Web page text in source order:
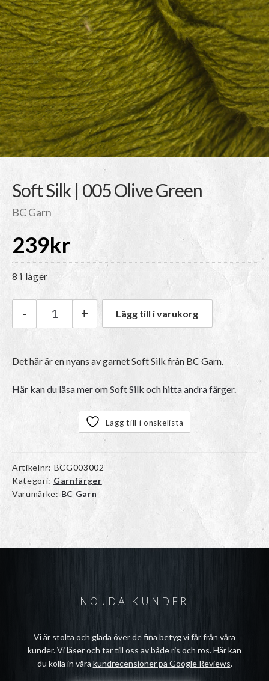
Soft Silk | 005 Olive Green
BC Garn
239kr
8 i lager
BC Garn Soft Silk | 005 Olive Green mängd
- + Lägg till i varukorg
Det här är en nyans av garnet Soft Silk från BC Garn.
Här kan du läsa mer om Soft Silk och hitta andra färger.
Lägg till i önskelista
Artikelnr: BCG003002
Kategori: Garnfärger
Varumärke: BC Garn
NÖJDA KUNDER
Vi är stolta och glada över de fina betyg vi får från våra
kunder. Vi läser och tar till oss av både ris och ros. Här kan
du kolla in våra kundrecensioner på Google Reviews.